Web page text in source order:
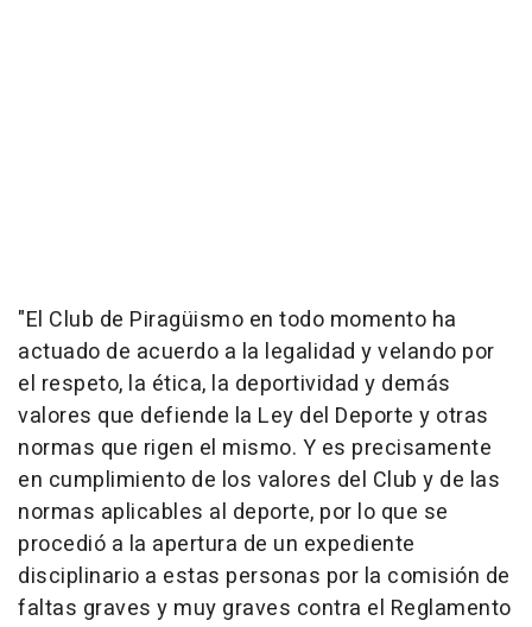
"El Club de Piragüismo en todo momento ha
actuado de acuerdo a la legalidad y velando por
el respeto, la ética, la deportividad y demás
valores que defiende la Ley del Deporte y otras
normas que rigen el mismo. Y es precisamente
en cumplimiento de los valores del Club y de las
normas aplicables al deporte, por lo que se
procedió a la apertura de un expediente
disciplinario a estas personas por la comisión de
faltas graves y muy graves contra el Reglamento